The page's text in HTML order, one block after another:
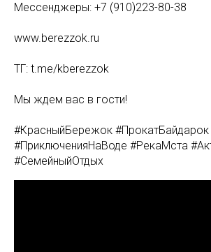
Мессенджеры: +7 (910)223-80-38
www.berezzok.ru
ТГ: t.me/kberezzok
Мы ждем вас в гости!
#КрасныйБережок #ПрокатБайдарок
#ПриключенияНаВоде #РекаМста
#СемейныйОтдых